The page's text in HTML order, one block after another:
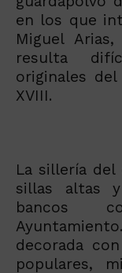
en los que
Miguel
resulta
originales
XVIII.
La sillería
sillas altas
bancos
decorada
populares,